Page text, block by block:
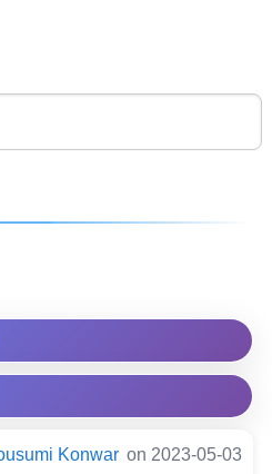
Konwar on 2023-05-03